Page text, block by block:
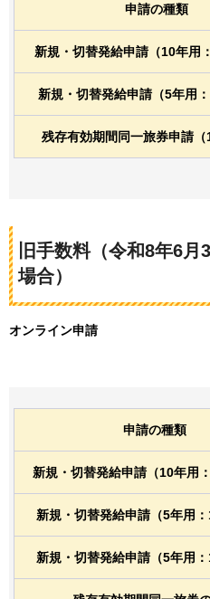
申請の種類
新規・切替発給申請（10年用
新規・切替発給申請（5年用：
残存有効期間同一旅券申請（
旧手数料（令和8年6
場合）
オンライン申請
申請の種類
新規・切替発給申請（10年用
新規・切替発給申請（5年用：
新規・切替発給申請（5年用：